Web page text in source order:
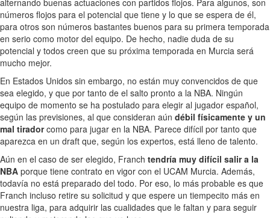
alternando buenas actuaciones con partidos flojos. Para algunos, son
números flojos para el potencial que tiene y lo que se espera de él,
para otros son números bastantes buenos para su primera temporada
en serio como motor del equipo. De hecho, nadie duda de su
potencial y todos creen que su próxima temporada en Murcia será
mucho mejor.
En Estados Unidos sin embargo, no están muy convencidos de que
sea elegido, y que por tanto de el salto pronto a la NBA. Ningún
equipo de momento se ha postulado para elegir al jugador español,
según las previsiones, al que consideran aún débil físicamente y un
mal tiradorcomo para jugar en la NBA. Parece difícil por tanto que
aparezca en un draft que, según los expertos, está lleno de talento.
Aún en el caso de ser elegido, Franch tendría muy difícil salir a la
NBA porque tiene contrato en vigor con el UCAM Murcia. Además,
todavía no está preparado del todo. Por eso, lo más probable es que
Franch incluso retire su solicitud y que espere un tiempecito más en
nuestra liga, para adquirir las cualidades que le faltan y para seguir